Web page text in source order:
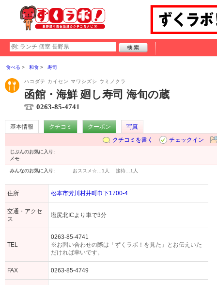
食べる 和食 寿司
ハコダテ カイセン マワシズシ ウミノクラ
函館・海鮮 廻し寿司 海旬の蔵
0263-85-4741
基本情報 クチコミ クーポン
写真
クチコミを書く
チェックイン
じぶんのお気に入り:
メモ:
みんなのお気に入り: おススメ☆… 1人 接待… 1人
住所 松本市芳川村井町巾下1700-4
交通・アクセ
ス
塩尻北ICより車で3分
TEL
0263-85-4741
※お問い合わせの際は「ずくラボ！を見た」とお伝えいた
だければ幸いです。
FAX 0263-85-4749